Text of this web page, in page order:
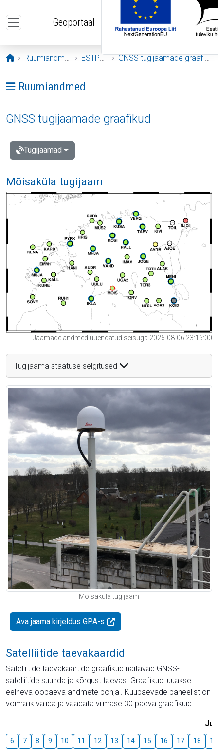
Geoportaal
Avaleht
Ruumiandmed ESTPOS GNSS tugijaamade graafikud
Ava menüü: Ruumiandmed
Ruumiandmed
GNSS tugijaamade graafikud
Tugijaamad
Mõisaküla tugijaam
Jaamade andmed uuendatud seisuga 2026-08-06 23:16:00
Tugijaama staatuse selgitused
Mõisaküla tugijaam
Ava jaama kirjeldus GPA-s
Satelliitide taevakaardid
Satelliitide taevakaartide graafikud näitavad GNSS-
satelliitide suunda ja kõrgust taevas. Graafikud luuakse
eelneva ööpäeva andmete põhjal. Kuupäevade paneelist on
võimalik valida ja vaadata viimase 30 päeva graafikuid.
6 7 8 9 10 11 12 13 14 15 16 17 18 19